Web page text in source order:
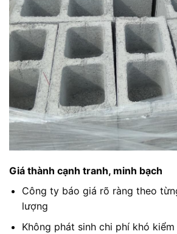
Giá thành cạnh tranh, minh bạch
Công ty báo giá rõ ràng theo
lượng
Không phát sinh chi phí khó kiểm